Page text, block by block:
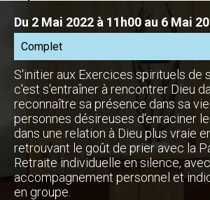
Du 2 Mai 2022 à 11h00 au 6 Mai
Complet
S'initier aux Exercices spirituels de
c'est s'entraîner à rencontrer Dieu
reconnaître sa présence dans sa
personnes désireuses d'enraciner
dans une relation à Dieu plus vraie
retrouvant le goût de prier avec la
Retraite individuelle en silence, avec
accompagnement personnel et
en groupe.